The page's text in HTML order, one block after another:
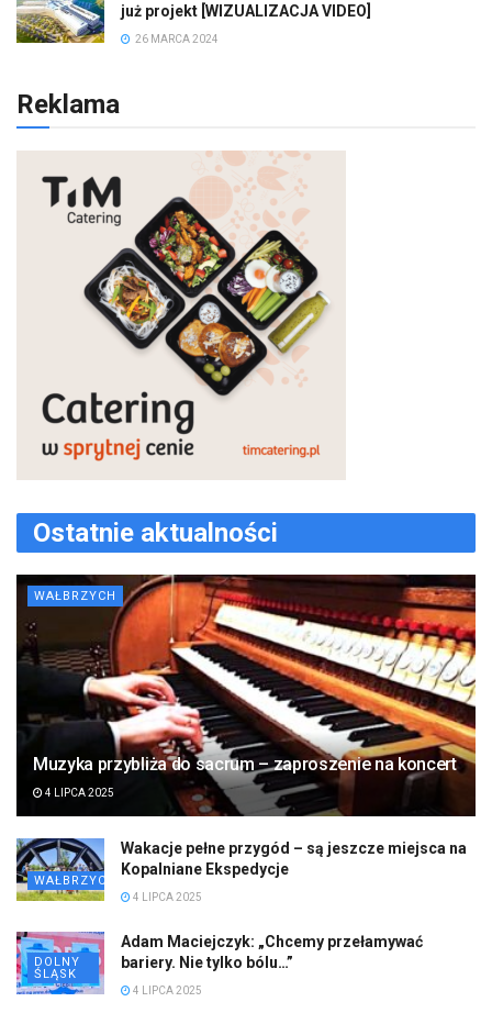
już projekt [WIZUALIZACJA VIDEO]
26 MARCA 2024
Reklama
Ostatnie aktualności
WAŁBRZYCH
Muzyka przybliża do sacrum – zaproszenie na koncert
4 LIPCA 2025
WAŁBRZYCH
Wakacje pełne przygód – są jeszcze miejsca na
Kopalniane Ekspedycje
4 LIPCA 2025
DOLNY
ŚLĄSK
Adam Maciejczyk: „Chcemy przełamywać
bariery. Nie tylko bólu…”
4 LIPCA 2025